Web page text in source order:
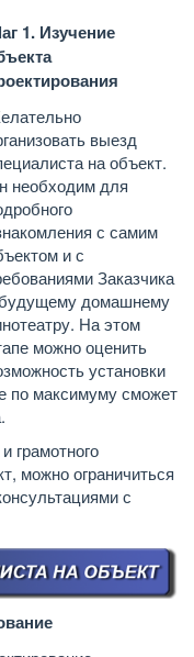
1. Изучение
выезд
на объект.
необходим для
с самим
и с
Заказчика
домашнему
На этом
можно оценить
установки
по максимуму сможет
грамотного
можно ограничиться
с